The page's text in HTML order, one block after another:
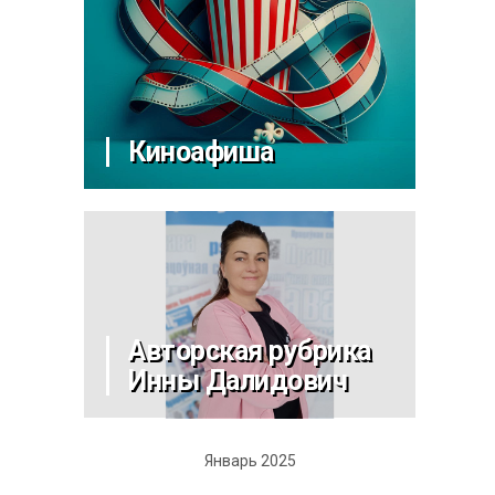
Киноафиша
Авторская рубрика
Инны Далидович
Январь 2025